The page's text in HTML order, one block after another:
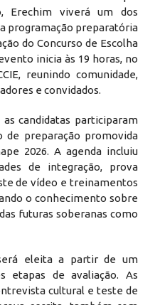
Erechim viverá um dos
programação preparatória
do Concurso de Escolha
inicia às 19 horas, no
reunindo comunidade,
e convidados.
candidatas participaram
de preparação promovida
2026. A agenda incluiu
de integração, prova
de vídeo e treinamentos
o conhecimento sobre
futuras soberanas como
eleita a partir de um
etapas de avaliação. As
cultural e teste de